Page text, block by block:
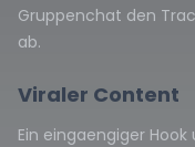
Gruppenchat den
ab.
Viraler Content
Ein eingaengiger